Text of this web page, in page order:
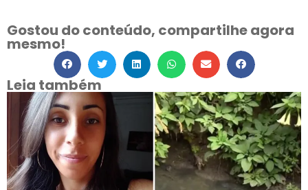
Gostou do conteúdo, compartilhe agora
mesmo!
Leia também